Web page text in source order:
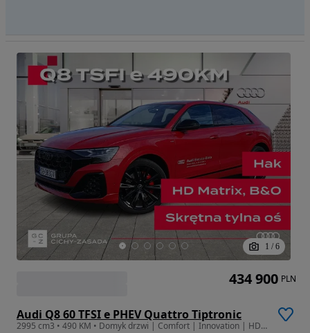
1 / 6
Audi Q8 60 TFSI e PHEV Quattro Tiptronic
2995 cm3 • 490 KM • Domyk drzwi | Comfort | Innovation | HD Matrix | B&O | 22" | OLED
434 900 PLN